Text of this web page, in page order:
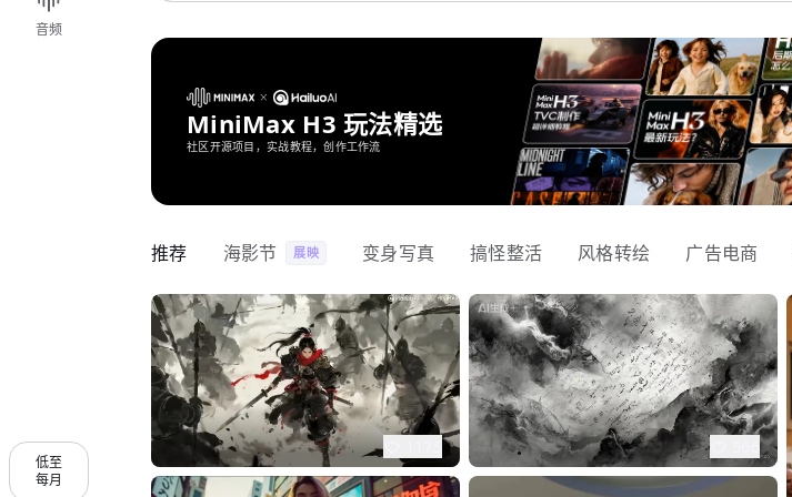
音频
低至
每月
MiniMax H3 玩法精选
社区开源项目，实战教程，创作工作流
推荐 海影节 展映 变身写真 搞怪整活 风格转绘 广告电商